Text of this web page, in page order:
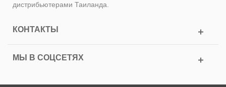
дистрибьютерами Таиланда.
КОНТАКТЫ
МЫ В СОЦСЕТЯХ